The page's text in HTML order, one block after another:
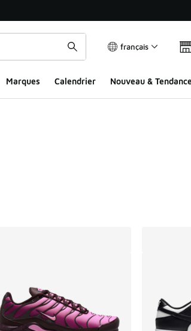
français
Marques Calendrier Nouveau &